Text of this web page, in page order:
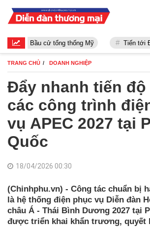
Bầu cử tổng thống Mỹ Tiến tới
TRANG CHỦ DOANH NGHIỆP
Đẩy nhanh tiến
các công trình
vụ APEC 2027 tại
Quốc
18/04/2026 00:30
(Chinhphu.vn) - Công tác chuẩn bị
là hệ thống điện phục vụ Diễn đàn
châu Á - Thái Bình Dương 2027 tại
được triển khai khẩn trương, quyết